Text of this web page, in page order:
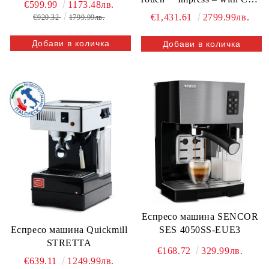
€599.99 1173.48лв.
€920.32 1799.99лв.
Extraction
€1,431.61 2799.99лв.
Еспресо машина Quickmill
STRETTA
€639.11
1249.99лв.
Еспресо машина SENCOR
SES 4050SS-EUE3
€168.72 329.99лв.